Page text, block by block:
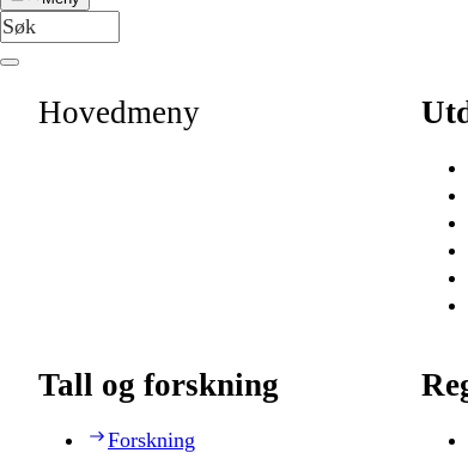
Hovedmeny
Tall og forskning
Forskning